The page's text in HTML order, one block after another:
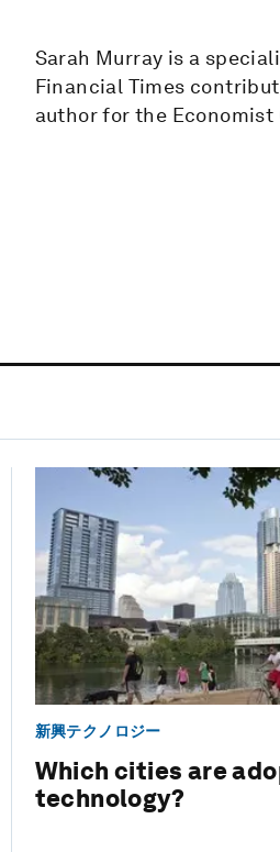
Sarah Murray is a
Financial Times
author for the Economist
新興テクノロジー
Which cities are
technology?